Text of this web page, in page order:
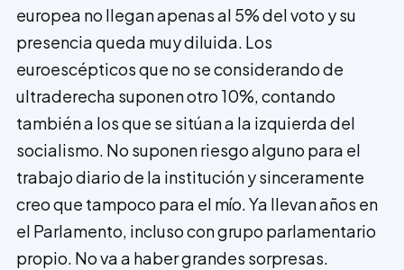
europea no llegan apenas al 5% del voto y su
presencia queda muy diluida. Los
euroescépticos que no se considerando de
ultraderecha suponen otro 10%, contando
también a los que se sitúan a la izquierda del
socialismo. No suponen riesgo alguno para el
trabajo diario de la ins­titución y sinceramente
creo que tampoco para el mío. Ya llevan años en
el Parlamento, incluso con grupo parla­mentario
propio. No va a haber grandes sorpresas.